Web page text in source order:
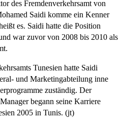
des Fremdenverkehrsamt von
Saidi komme ein Kenner
es. Saidi hatte die Position
war zuvor von 2008 bis 2010 als
Tunesien hatte Saidi
und Marketingabteilung inne
zuständig. Der
begann seine Karriere
2005 in Tunis. (jt)